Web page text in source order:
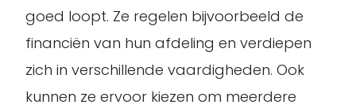
goed loopt. Ze regelen bijvoorbeeld de
financiën van hun afdeling en verdiepen
zich in verschillende vaardigheden. Ook
kunnen ze ervoor kiezen om meerdere